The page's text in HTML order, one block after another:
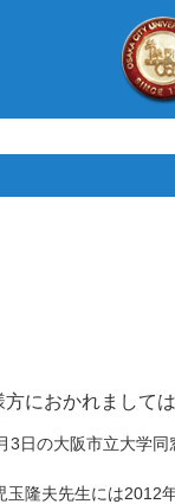
方におかれまして
日の大阪市立大学同
隆夫先生には2012